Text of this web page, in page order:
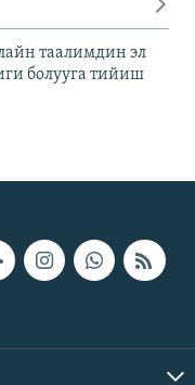
таалимдин эл
болууга тийиш